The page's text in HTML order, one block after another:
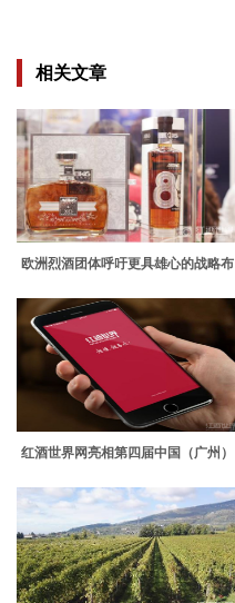
相关文章
欧洲烈酒团体呼吁更具雄心的战略布
红酒世界网亮相第四届中国（广州）